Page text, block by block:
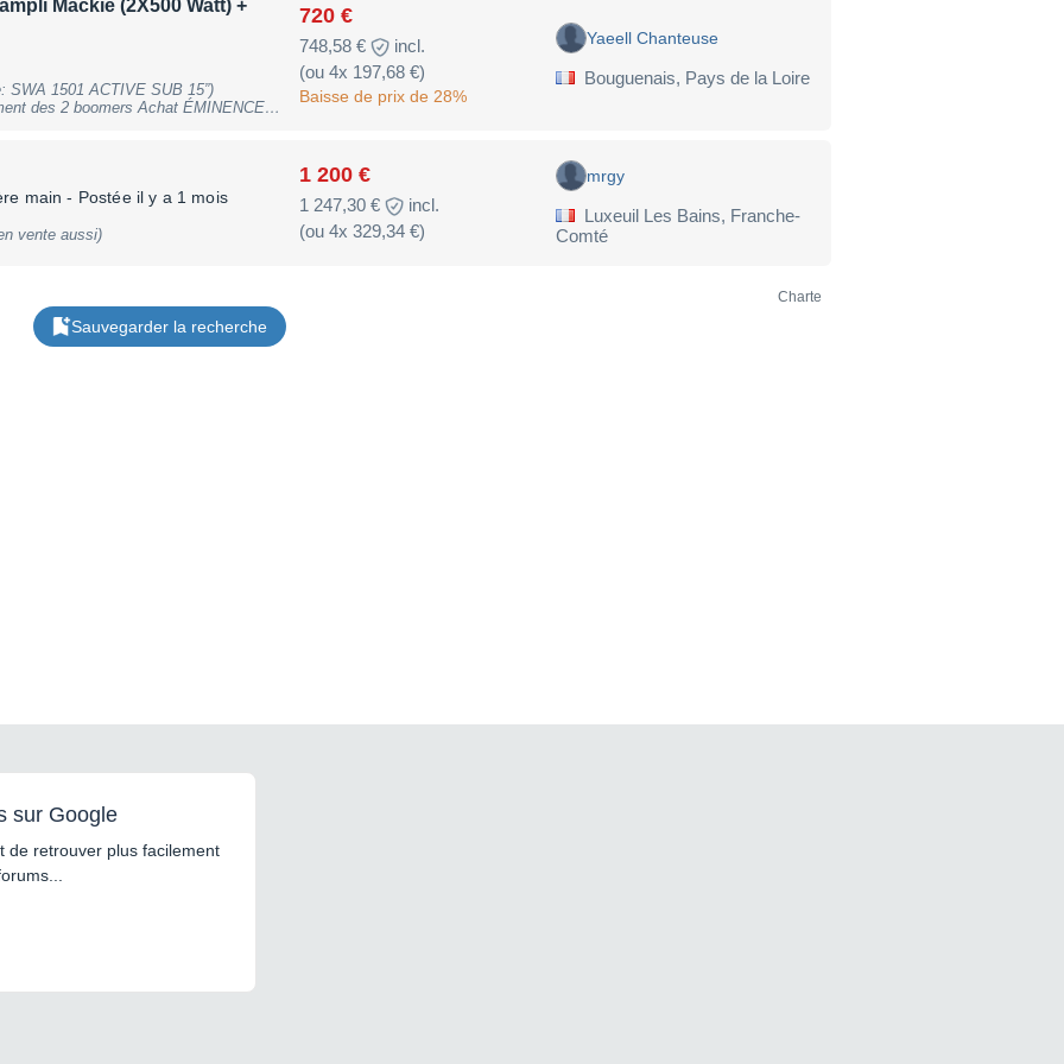
Mackie (2X500 Watt) +
720 €
748,58 €
incl.
(ou 4x 197,68 €)
Baisse de prix de 28%
SWA 1501 ACTIVE SUB 15”)
2ohm, 1x2800W/4ohm). bridged,
input, Speakon output, ground lift.
silent fan. Dimensions: 19”/2U.
2 tubes de liaison (têtes/caissons) 2
Yaeell Chanteuse
Bouguenais, Pays de la Loire
main - Postée il y a 1 mois
1 200 €
1 247,30 €
incl.
(ou 4x 329,34 €)
vente aussi)
mrgy
Luxeuil Les Bains, Franche-
Comté
Charte
Sauvegarder la recherche
sur Google
de retrouver plus facilement